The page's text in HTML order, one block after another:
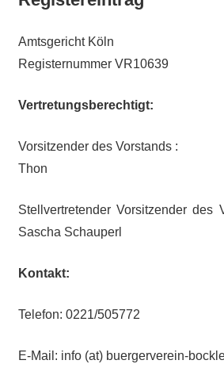
Amtsgericht Köln
Registernummer VR10639
Vertretungsberechtigt:
Vorsitzender des
Thon
Stellvertretender
Sascha Schauperl
Kontakt:
Telefon: 0221/505772
E-Mail: info (at) buergerverein-